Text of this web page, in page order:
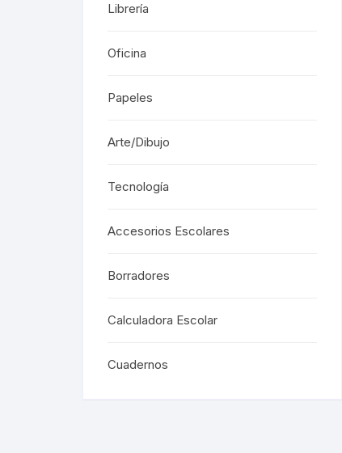
Librería
Oficina
Papeles
Arte/Dibujo
Tecnología
Accesorios Escolares
Borradores
Calculadora Escolar
Cuadernos